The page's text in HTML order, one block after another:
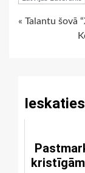
« Talantu šovā
Ieskaties